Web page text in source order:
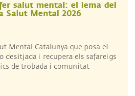
salut mental: el lema del
Salut Mental 2026
Mental Catalunya que posa el
desitjada i recupera els safareigs
de trobada i comunitat